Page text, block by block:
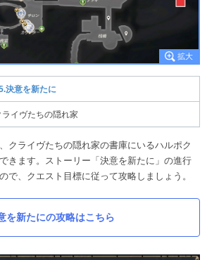
決意を新たに
ライヴたちの隠れ家
クライヴたちの隠れ家の書庫にいるハルポク
きます。ストーリー「決意を新たに」の進行
で、クエスト目標に従って攻略しましょう。
を新たにの攻略はこちら